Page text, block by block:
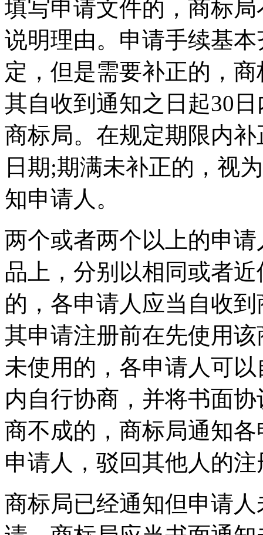
填写申请文件的，商标
说明理由。申请手续基
定，但是需要补正的，
其自收到通知之日起30
商标局。在规定期限内
日期;期满未补正的，视
知申请人。
两个或者两个以上的申
品上，分别以相同或者
的，各申请人应当自收
其申请注册前在先使用
未使用的，各申请人可
内自行协商，并将书面
商不成的，商标局通知
申请人，驳回其他人的
商标局已经通知但申请